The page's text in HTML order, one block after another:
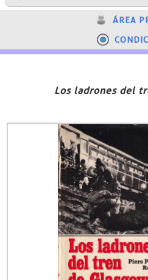
ÁREA
Los ladrones del